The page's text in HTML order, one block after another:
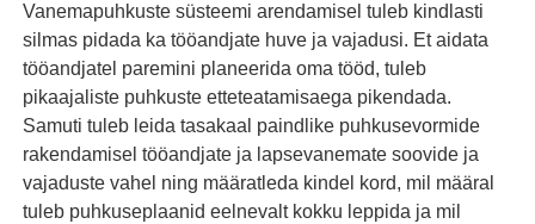
Vanemapuhkuste süsteemi arendamisel tuleb kindlasti
silmas pidada ka tööandjate huve ja vajadusi. Et aidata
tööandjatel paremini planeerida oma tööd, tuleb
pikaajaliste puhkuste etteteatamisaega pikendada.
Samuti tuleb leida tasakaal paindlike puhkusevormide
rakendamisel tööandjate ja lapsevanemate soovide ja
vajaduste vahel ning määratleda kindel kord, mil määral
tuleb puhkuseplaanid eelnevalt kokku leppida ja mil